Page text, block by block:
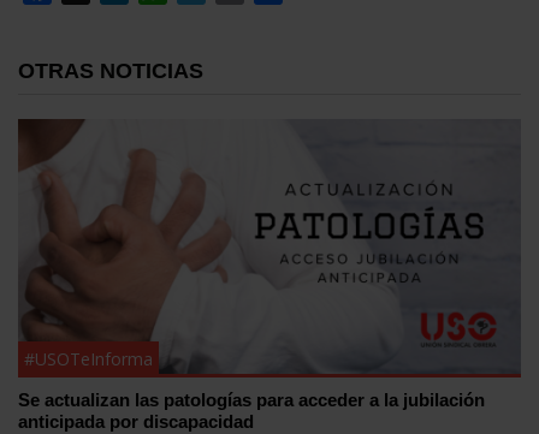
OTRAS NOTICIAS
#USOTeInforma
Se actualizan las patologías para acceder a la jubilación
anticipada por discapacidad